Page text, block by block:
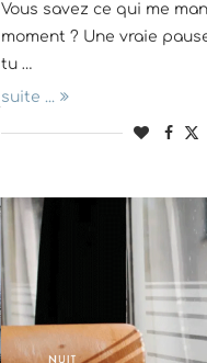
Vous savez ce qui me
moment ? Une vraie
tu …
suite ...